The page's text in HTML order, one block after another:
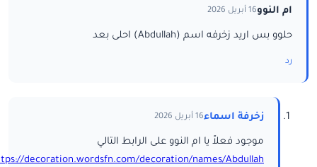
ام النوو16 أبريل 2026
حلوو بس اريد زخرفه اسم (Abdullah) احلى بعد
رد
زخرفة اسماء16 أبريل 2026
موجود فعلاً يا ام النوو على الرابط التالي
decoration.wordsfn.com/decoration/names/Abdullah/